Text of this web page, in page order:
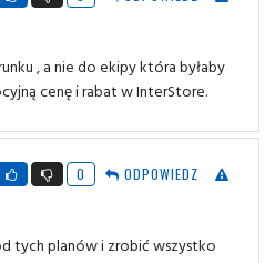
, a nie do ekipy która byłaby
cenę i rabat w InterStore.
0 ODPOWIEDZ
tych planów i zrobić wszystko